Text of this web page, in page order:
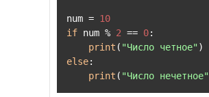
num = 10
if num % 2 == 0:
print ( "Число четное"
else:
print ( "Число нечетное"